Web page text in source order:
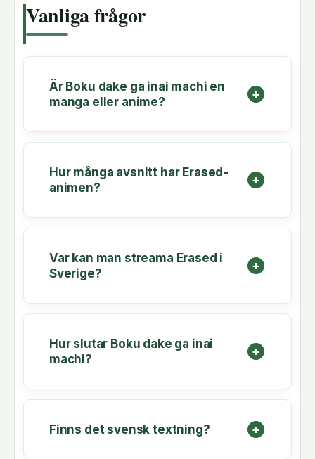
Vanliga frågor
Är Boku dake ga inai machi en
manga eller anime?
Hur många avsnitt har Erased-
animen?
Var kan man streama Erased i
Sverige?
Hur slutar Boku dake ga inai
machi?
Finns det svensk textning?